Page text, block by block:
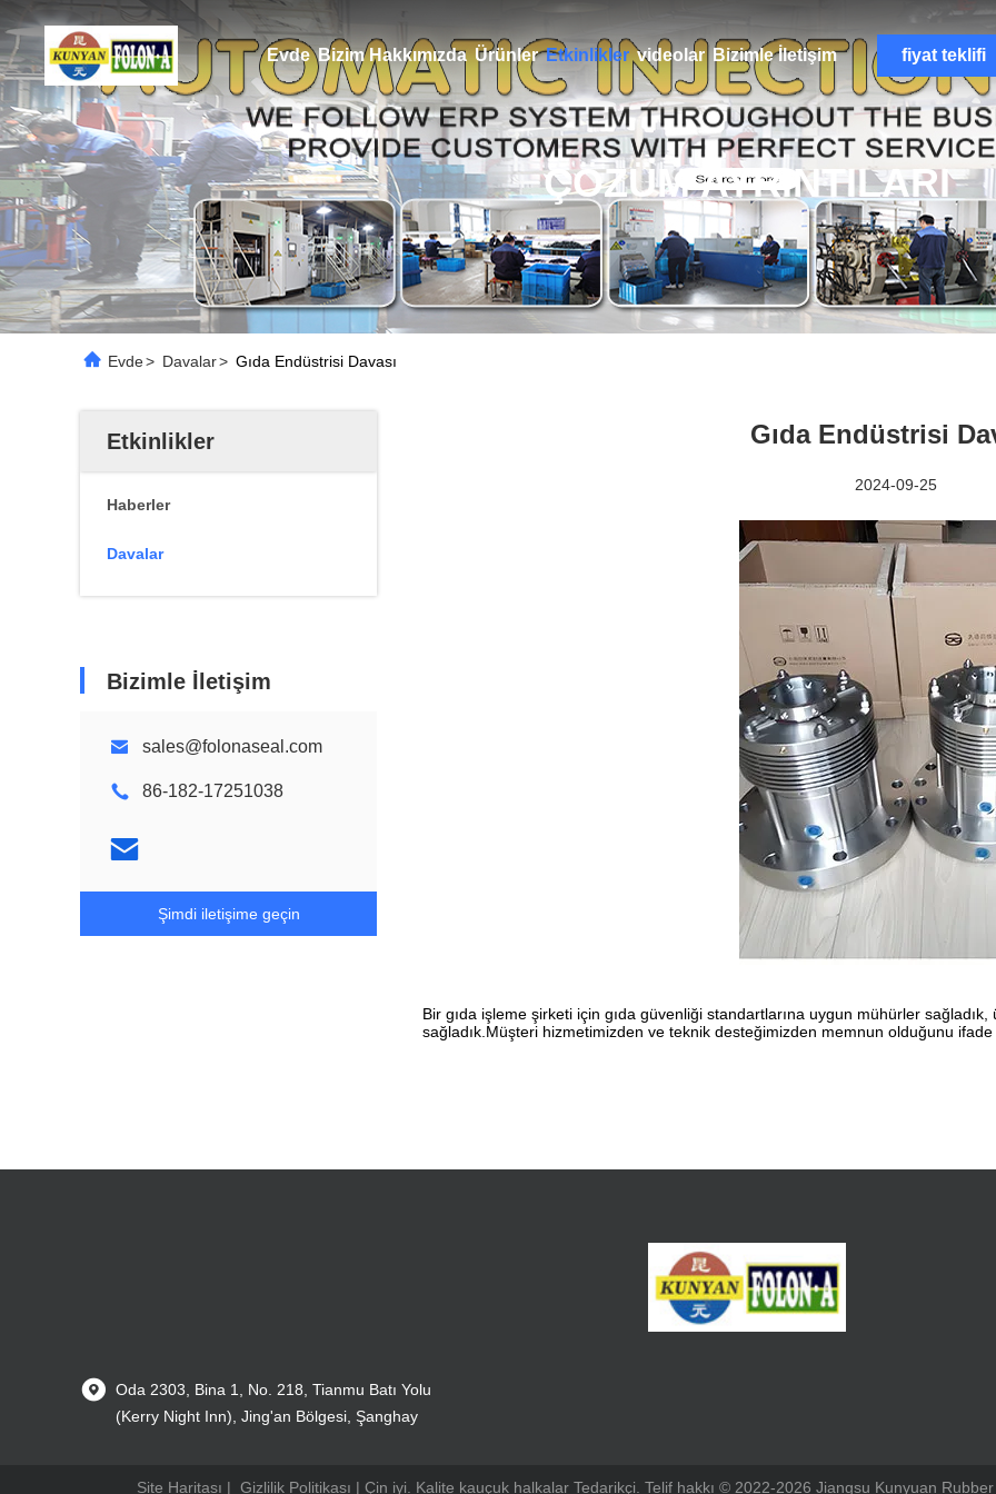
Evde Bizim Hakkımızda Ürünler Etkinlikler videolar Bizimle İletişim fiyat teklifi
ÇÖZÜM AYRINTILARI
Evde> Davalar> Gıda Endüstrisi Davası
Etkinlikler
Haberler
Davalar
Bizimle İletişim
sales@folonaseal.com
86-182-17251038
Şimdi iletişime geçin
Gıda Endüstrisi
2024-09-25
Bir gıda işleme şirketi için gıda güvenliği standartlarına uygun mühürler sağladık,
sağladık.Müşteri hizmetimizden ve teknik desteğimizden memnun olduğunu
Oda 2303, Bina 1, No. 218, Tianmu Batı Yolu
(Kerry Night Inn), Jing'an Bölgesi, Şanghay
Site Haritası | Gizlilik Politikası | Çin iyi. Kalite kauçuk halkalar Tedarikçi. Telif hakkı © 2022-2026 Jiangsu Kunyuan